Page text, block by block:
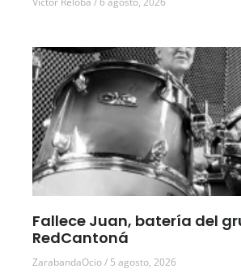
Fallece Juan, batería del
RedCantoná
ZarabandaOcio 5 agosto, 2026